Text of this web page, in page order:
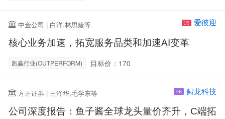
中金公司 | 白洋,林思婕等 US 爱彼迎
核心业务加速，拓宽服务品类和加速AI变革
跑赢行业(OUTPERFORM) 目标价：170
方正证券 | 王泽华,毛学东等 HK 鲟龙科技
公司深度报告：鱼子酱全球龙头量价齐升，C端拓